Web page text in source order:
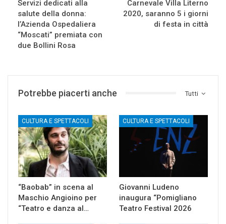
Servizi dedicati alla
salute della donna:
l’Azienda Ospedaliera
“Moscati” premiata con
due Bollini Rosa
Carnevale Villa Literno
2020, saranno 5 i giorni
di festa in città
Tutti
Potrebbe piacerti anche
CULTURA E SPETTACOLI
“Baobab” in scena al
Maschio Angioino per
“Teatro e danza al…
CULTURA E SPETTACOLI
Giovanni Ludeno
inaugura “Pomigliano
Teatro Festival 2026